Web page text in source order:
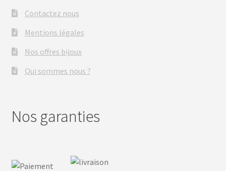
Contactez nous
Mentions légales
Nos offres bijoux
Qui sommes nous ?
Nos garanties